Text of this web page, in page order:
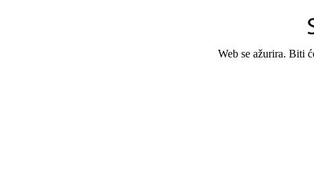
Web se ažurira. Biti